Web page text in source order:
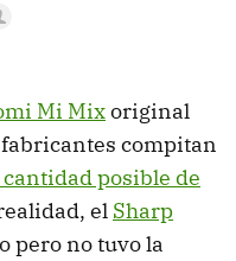
Mi Mixoriginal
compitan
posible de
el Sharp
pero no tuvo la